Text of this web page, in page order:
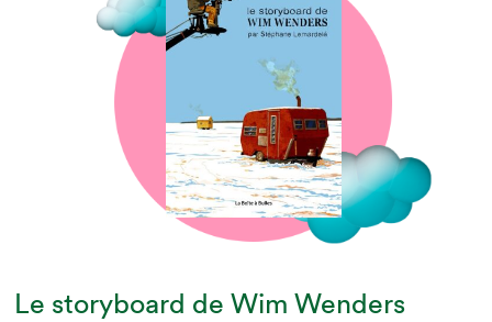
Le storyboard de Wim Wenders